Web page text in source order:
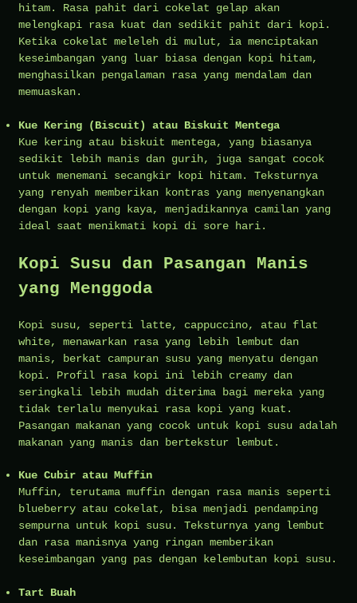
hitam. Rasa pahit dari cokelat gelap akan
melengkapi rasa kuat dan sedikit pahit dari kopi.
Ketika cokelat meleleh di mulut, ia menciptakan
keseimbangan yang luar biasa dengan kopi hitam,
menghasilkan pengalaman rasa yang mendalam dan
memuaskan.
Kue Kering (Biscuit) atau Biskuit Mentega
Kue kering atau biskuit mentega, yang biasanya
sedikit lebih manis dan gurih, juga sangat cocok
untuk menemani secangkir kopi hitam. Teksturnya
yang renyah memberikan kontras yang menyenangkan
dengan kopi yang kaya, menjadikannya camilan yang
ideal saat menikmati kopi di sore hari.
Kopi Susu dan Pasangan Manis
yang Menggoda
Kopi susu, seperti latte, cappuccino, atau flat
white, menawarkan rasa yang lebih lembut dan
manis, berkat campuran susu yang menyatu dengan
kopi. Profil rasa kopi ini lebih creamy dan
seringkali lebih mudah diterima bagi mereka yang
tidak terlalu menyukai rasa kopi yang kuat.
Pasangan makanan yang cocok untuk kopi susu adalah
makanan yang manis dan bertekstur lembut.
Kue Cubir atau Muffin
Muffin, terutama muffin dengan rasa manis seperti
blueberry atau cokelat, bisa menjadi pendamping
sempurna untuk kopi susu. Teksturnya yang lembut
dan rasa manisnya yang ringan memberikan
keseimbangan yang pas dengan kelembutan kopi susu.
Tart Buah